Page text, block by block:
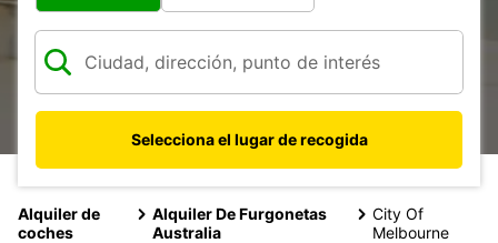
Selecciona el lugar de recogida
Alquiler de
coches
Alquiler De Furgonetas
Australia
City Of
Melbourne